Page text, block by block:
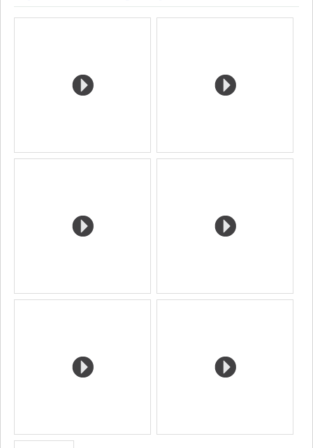
ResearchGate
Page PubMedLinkedInCompteGoogle
Médias